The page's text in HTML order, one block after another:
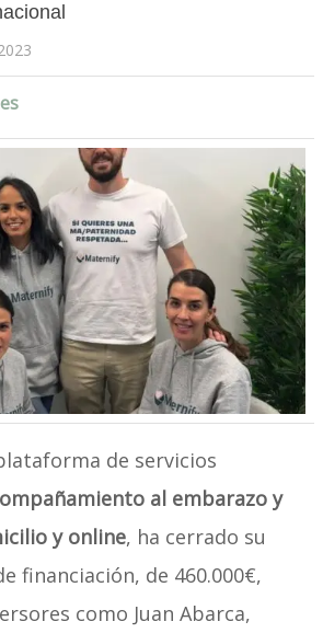
de servicios
al embarazo y
y online, ha cerrado su
financiación, de 460.000€,
como Juan Abarca,